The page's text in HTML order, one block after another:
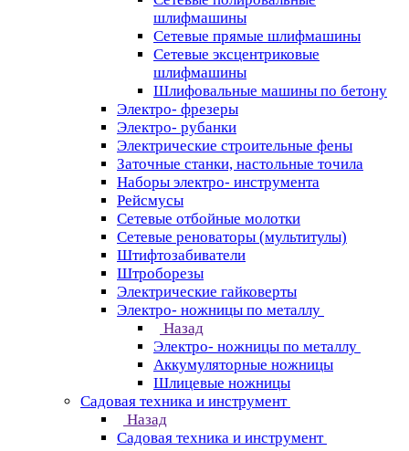
шлифмашины
Сетевые прямые шлифмашины
Сетевые эксцентриковые
шлифмашины
Шлифовальные машины по бетону
Электро- фрезеры
Электро- рубанки
Электрические строительные фены
Заточные станки, настольные точила
Наборы электро- инструмента
Рейсмусы
Сетевые отбойные молотки
Сетевые реноваторы (мультитулы)
Штифтозабиватели
Штроборезы
Электрические гайковерты
Электро- ножницы по металлу
Назад
Электро- ножницы по металлу
Аккумуляторные ножницы
Шлицевые ножницы
Cадовая техника и инструмент
Назад
Cадовая техника и инструмент